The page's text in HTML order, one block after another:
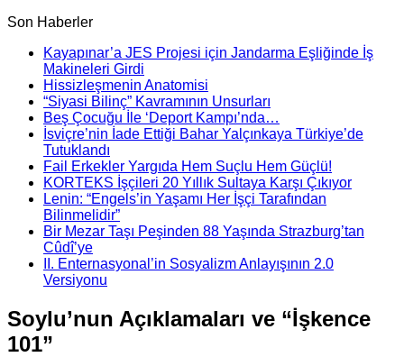
Son Haberler
Kayapınar’a JES Projesi için Jandarma Eşliğinde İş
Makineleri Girdi
Hissizleşmenin Anatomisi
“Siyasi Bilinç” Kavramının Unsurları
Beş Çocuğu İle ‘Deport Kampı’nda…
İsviçre’nin İade Ettiği Bahar Yalçınkaya Türkiye’de
Tutuklandı
Fail Erkekler Yargıda Hem Suçlu Hem Güçlü!
KORTEKS İşçileri 20 Yıllık Sultaya Karşı Çıkıyor
Lenin: “Engels’in Yaşamı Her İşçi Tarafından
Bilinmelidir”
Bir Mezar Taşı Peşinden 88 Yaşında Strazburg’tan
Cûdî’ye
II. Enternasyonal’in Sosyalizm Anlayışının 2.0
Versiyonu
Soylu’nun Açıklamaları ve “İşkence
101”